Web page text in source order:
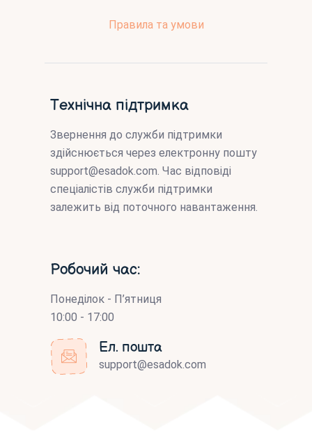
Правила та умови
Технічна підтримка
Звернення до служби підтримки
здійснюється через електронну пошту
support@esadok.com . Час відповіді
спеціалістів служби підтримки
залежить від поточного навантаження.
Робочий час:
Понеділок - П’ятниця
10:00 - 17:00
Ел. пошта
support@esadok.com